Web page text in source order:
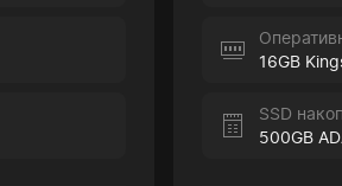
16GB
SSD
500GB